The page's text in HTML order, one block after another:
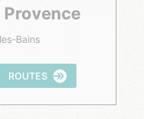
Bains
ROUTES